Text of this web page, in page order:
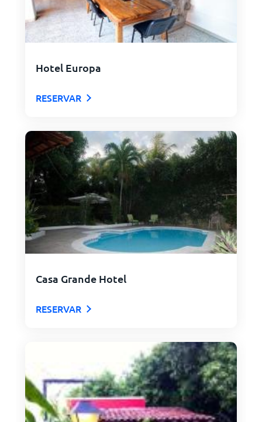
Hotel Europa
RESERVAR
Casa Grande Hotel
RESERVAR